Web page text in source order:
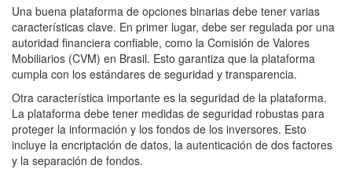
Una buena plataforma de opciones binarias debe tener varias
características clave. En primer lugar, debe ser regulada por una
autoridad financiera confiable, como la Comisión de Valores
Mobiliarios (CVM) en Brasil. Esto garantiza que la plataforma
cumpla con los estándares de seguridad y transparencia.
Otra característica importante es la seguridad de la plataforma.
La plataforma debe tener medidas de seguridad robustas para
proteger la información y los fondos de los inversores. Esto
incluye la encriptación de datos, la autenticación de dos factores
y la separación de fondos.